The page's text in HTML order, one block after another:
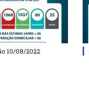
10/08/2022